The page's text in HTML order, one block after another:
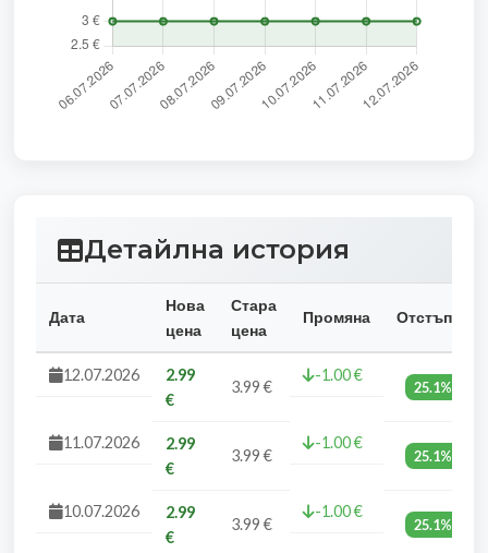
Детайлна история
Дата
Нова
цена
Стара
цена
Промяна Отстъпка
12.07.2026
2.99
€
3.99 €
-1.00 €
25.1%
11.07.2026
2.99
€
3.99 €
-1.00 €
25.1%
10.07.2026
2.99
€
3.99 €
-1.00 €
25.1%